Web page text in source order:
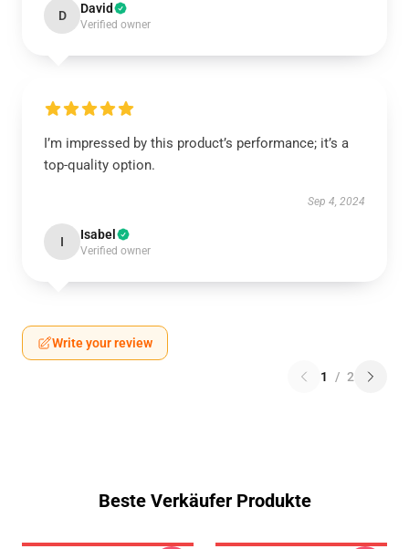
D David
Verified owner
I’m impressed by this product’s performance; it’s a
top-quality option.
Sep 4, 2024
I Isabel
Verified owner
Write your review
1 / 2
Beste Verkäufer Produkte